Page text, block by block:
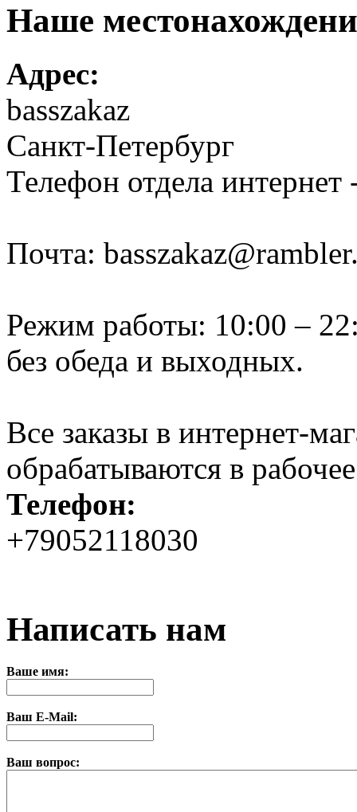
Наше
Адрес:
basszakaz
Санкт-Петербург
Телефон отдела
Почта:
Режим работы: 10:00 –
без обеда и выходных.
Все заказы в интернет-
обрабатываются в
Телефон:
+79052118030
Написать нам
Ваше имя:
Ваш E-Mail:
Ваш вопрос: